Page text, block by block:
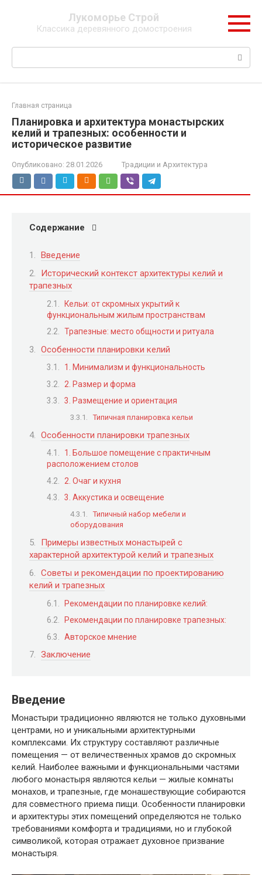
Лукоморье Строй
Классика деревянного домостроения
Поиск:
Главная страница
Планировка и архитектура монастырских
келий и трапезных: особенности и
историческое развитие
Опубликовано: 28.01.2026 Традиции и Архитектура
Содержание
Введение
Исторический контекст архитектуры келий и
трапезных
Кельи: от скромных укрытий к
функциональным жилым пространствам
Трапезные: место общности и ритуала
Особенности планировки келий
1. Минимализм и функциональность
2. Размер и форма
3. Размещение и ориентация
Типичная планировка кельи
Особенности планировки трапезных
1. Большое помещение с практичным
расположением столов
2. Очаг и кухня
3. Аккустика и освещение
Типичный набор мебели и
оборудования
Примеры известных монастырей с
характерной архитектурой келий и трапезных
Советы и рекомендации по проектированию
келий и трапезных
Рекомендации по планировке келий:
Рекомендации по планировке трапезных:
Авторское мнение
Заключение
Введение
Монастыри традиционно являются не только духовными
центрами, но и уникальными архитектурными
комплексами. Их структуру составляют различные
помещения — от величественных храмов до скромных
келий. Наиболее важными и функциональными частями
любого монастыря являются кельи — жилые комнаты
монахов, и трапезные, где монашествующие собираются
для совместного приема пищи. Особенности планировки
и архитектуры этих помещений определяются не только
требованиями комфорта и традициями, но и глубокой
символикой, которая отражает духовное призвание
монастыря.